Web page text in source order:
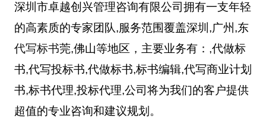
深圳市卓越创兴管理咨询有限公司拥有一支年轻
的高素质的专家团队,服务范围覆盖深圳,广州,东
莞,佛山等地区，主要业务有：
代写标书
,代做标
书,代写投标书,代做标书,标书编辑,代写商业计划
书,标书代理,投标代理,公司将为我们的客户提供
超值的专业咨询和建议规划。